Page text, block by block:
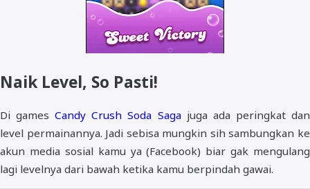
Naik Level, So Pasti!
Di gamesCandy Crush Soda Sagajuga ada peringkat dan
level permainannya. Jadi sebisa mungkin sih sambungkan ke
akun media sosial kamu ya (Facebook) biar gak mengulang
lagi levelnya dari bawah ketika kamu berpindah gawai.